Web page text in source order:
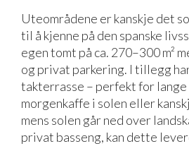
Uteområdene er kanskje det
til å kjenne på den spanske
egen tomt på ca. 270–300 m²
og privat parkering. I tillegg
takterrasse – perfekt for lange
morgenkaffe i solen eller
mens solen går ned over
privat basseng, kan dette